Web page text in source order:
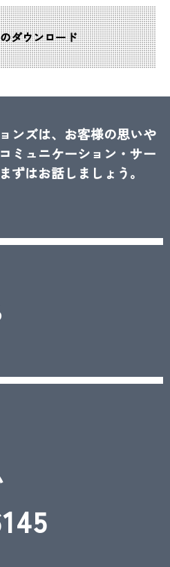
ダウンロード
ンズは、お客様の思いや
ミュニケーション・サー
ずはお話しましょう。